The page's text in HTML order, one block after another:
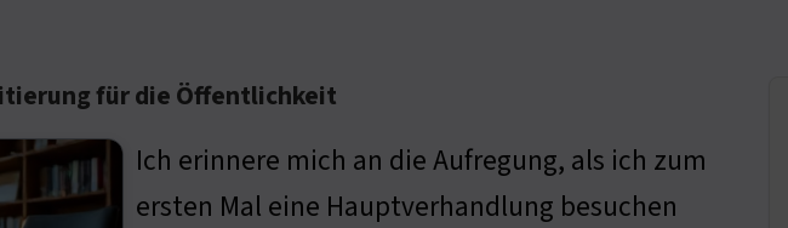
für die Öffentlichkeit
Ich erinnere mich an die Aufregung, als ich zum
ersten Mal eine Hauptverhandlung besuchen